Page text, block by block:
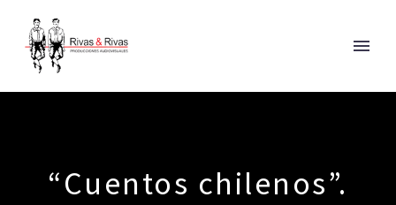
“Cuentos chilenos”.